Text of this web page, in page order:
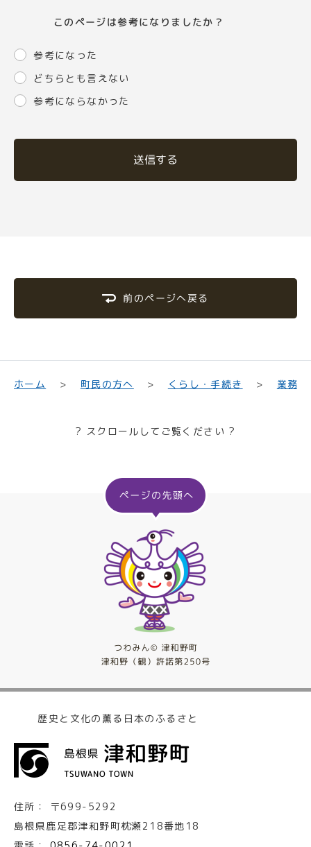
このページは参考になりましたか？
参考になった
どちらとも言えない
参考にならなかった
送信する
前のページへ戻る
ホーム 町民の方へ くらし・手続き 業務
? スクロールしてご覧ください ?
歴史と文化の薫る日本のふるさと
住所：
〒699-5292
島根県鹿足郡津和野町枕瀬218番地18